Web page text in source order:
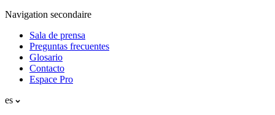
Navigation secondaire
Sala de prensa
Preguntas frecuentes
Glosario
Contacto
Espace Pro
es